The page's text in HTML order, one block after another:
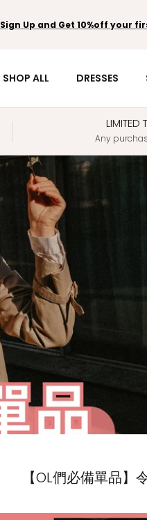
Sign Up and Get 10%off your
SHOP ALL DRESSES
LIMITED
Any
【OL們必備單品】